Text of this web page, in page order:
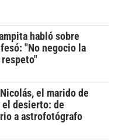
habló sobre
"No negocio la
el marido de
el desierto: de
a astrofotógrafo